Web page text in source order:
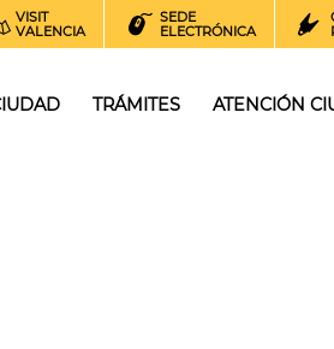
VISIT
VALENCIA
SEDE
ELECTRÓNICA
TRÁMITES ATENCIÓN